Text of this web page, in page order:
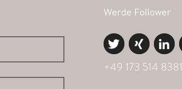
Werde Follower
+49 173 514 8381